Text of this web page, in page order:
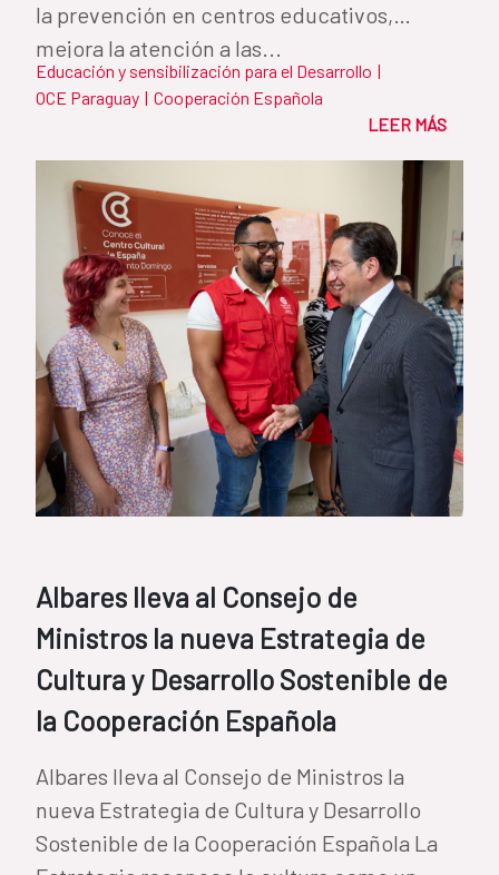
la prevención en centros educativos,
mejora la atención a las...
Educación y sensibilización para el Desarrollo |
OCE Paraguay | Cooperación Española
LEER MÁS
Albares lleva al Consejo de
Ministros la nueva Estrategia de
Cultura y Desarrollo Sostenible de
la Cooperación Española
Albares lleva al Consejo de Ministros la
nueva Estrategia de Cultura y Desarrollo
Sostenible de la Cooperación Española La